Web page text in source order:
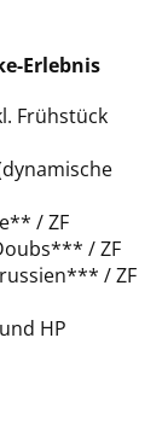
Erlebnis
Frühstück
/ ZF
/ ZF
*** / ZF
HP